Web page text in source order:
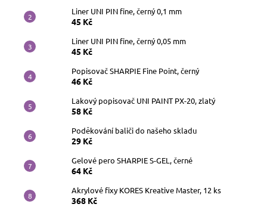
Liner UNI PIN fine, černý 0,1 mm
45 Kč
Liner UNI PIN fine, černý 0,05 mm
45 Kč
Popisovač SHARPIE Fine Point, černý
46 Kč
Lakový popisovač UNI PAINT PX-20, zlatý
58 Kč
Poděkování baliči do našeho skladu
29 Kč
Gelové pero SHARPIE S-GEL, černé
64 Kč
Akrylové fixy KORES Kreative Master, 12 ks
368 Kč